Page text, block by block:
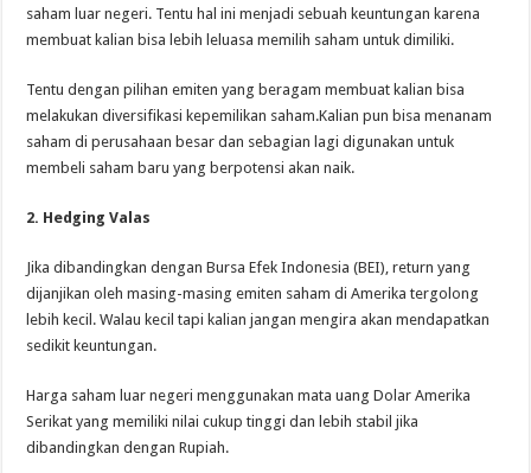
saham luar negeri. Tentu hal ini menjadi sebuah keuntungan karena
membuat kalian bisa lebih leluasa memilih saham untuk dimiliki.
Tentu dengan pilihan emiten yang beragam membuat kalian bisa
melakukan diversifikasi kepemilikan saham.Kalian pun bisa menanam
saham di perusahaan besar dan sebagian lagi digunakan untuk
membeli saham baru yang berpotensi akan naik.
2. Hedging Valas
Jika dibandingkan dengan Bursa Efek Indonesia (BEI), return yang
dijanjikan oleh masing-masing emiten saham di Amerika tergolong
lebih kecil. Walau kecil tapi kalian jangan mengira akan mendapatkan
sedikit keuntungan.
Harga saham luar negeri menggunakan mata uang Dolar Amerika
Serikat yang memiliki nilai cukup tinggi dan lebih stabil jika
dibandingkan dengan Rupiah.